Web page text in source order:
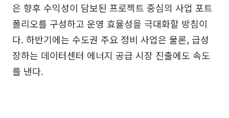
은 향후 수익성이 담보된 프로젝트 중심의 사업 포트
폴리오를 구성하고 운영 효율성을 극대화할 방침이
다. 하반기에는 수도권 주요 정비 사업은 물론, 급성
장하는 데이터센터 에너지 공급 시장 진출에도 속도
를 낸다.